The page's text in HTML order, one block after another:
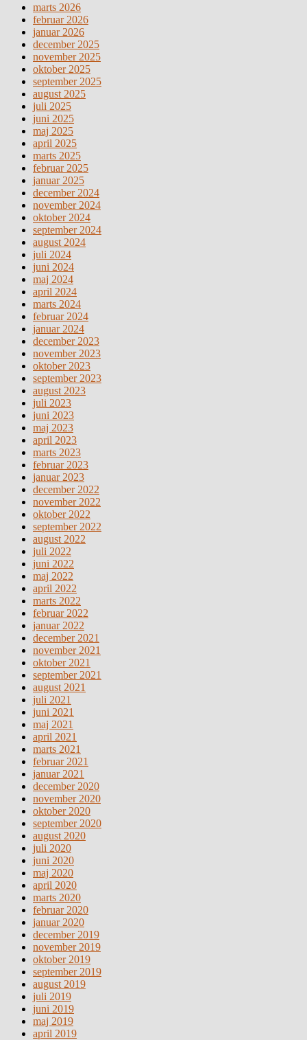
marts 2026
februar 2026
januar 2026
december 2025
november 2025
oktober 2025
september 2025
august 2025
juli 2025
juni 2025
maj 2025
april 2025
marts 2025
februar 2025
januar 2025
december 2024
november 2024
oktober 2024
september 2024
august 2024
juli 2024
juni 2024
maj 2024
april 2024
marts 2024
februar 2024
januar 2024
december 2023
november 2023
oktober 2023
september 2023
august 2023
juli 2023
juni 2023
maj 2023
april 2023
marts 2023
februar 2023
januar 2023
december 2022
november 2022
oktober 2022
september 2022
august 2022
juli 2022
juni 2022
maj 2022
april 2022
marts 2022
februar 2022
januar 2022
december 2021
november 2021
oktober 2021
september 2021
august 2021
juli 2021
juni 2021
maj 2021
april 2021
marts 2021
februar 2021
januar 2021
december 2020
november 2020
oktober 2020
september 2020
august 2020
juli 2020
juni 2020
maj 2020
april 2020
marts 2020
februar 2020
januar 2020
december 2019
november 2019
oktober 2019
september 2019
august 2019
juli 2019
juni 2019
maj 2019
april 2019